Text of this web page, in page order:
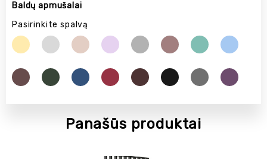
Baldų apmušalai
Pasirinkite spalvą
Panašūs produktai